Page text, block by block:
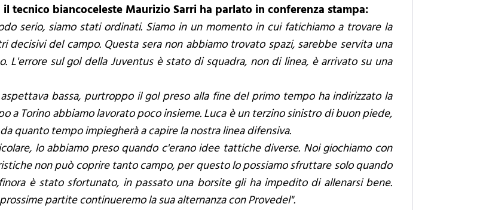
tecnico biancoceleste Maurizio Sarri ha parlato in conferenza stampa:
serio, siamo stati ordinati. Siamo in un momento in cui fatichiamo a trovare la
decisivi del campo. Questa sera non abbiamo trovato spazi, sarebbe servita una
L'errore sul gol della Juventus è stato di squadra, non di linea, è arrivato su una
bassa, purtroppo il gol preso alla fine del primo tempo ha indirizzato la
a Torino abbiamo lavorato poco insieme. Luca è un terzino sinistro di buon piede,
quanto tempo impiegherà a capire la nostra linea difensiva.
lo abbiamo preso quando c'erano idee tattiche diverse. Noi giochiamo con
non può coprire tanto campo, per questo lo possiamo sfruttare solo quando
è stato sfortunato, in passato una borsite gli ha impedito di allenarsi bene.
partite continueremo la sua alternanza con Provedel".